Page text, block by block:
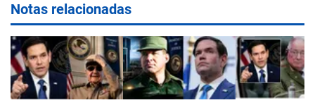
Notas relacionadas